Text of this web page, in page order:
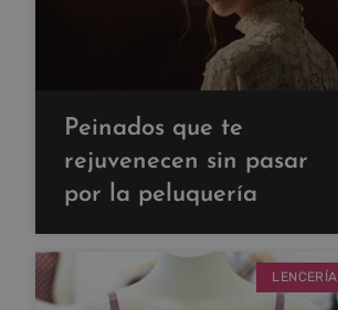
Peinados que te
rejuvenecen sin pasar
por la peluquería
LENCERÍA